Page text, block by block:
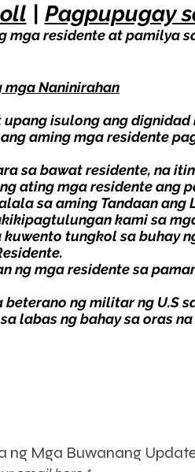
| Pagpupugay
mga residente at pamilya
Naninirahan
isulong ang dignidad
aming mga residente
sa bawat residente, na
ating mga residente ang
sa aming Tandaan ang
kami sa
tungkol sa buhay
ng mga residente sa
beterano ng militar ng U.S
labas ng bahay sa oras
ng Mga Buwanang